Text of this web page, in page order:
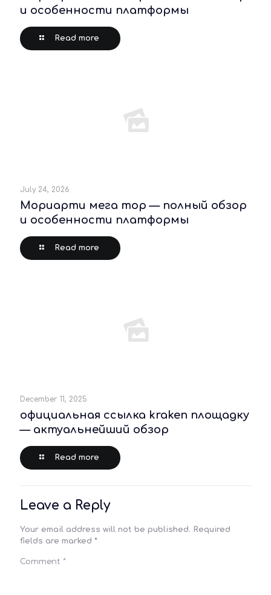
и особенности платформы
Read more
July 24, 2026
Мориарти мега тор — полный обзор
и особенности платформы
Read more
December 11, 2025
официальная ссылка kraken площадку
— актуальнейший обзор
Read more
Leave a Reply
Your email address will not be published. Required
fields are marked *
Comment *